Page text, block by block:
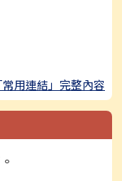
用連結」完整內容